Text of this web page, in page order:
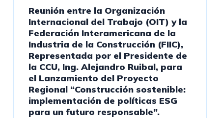
Reunión entre la Organización
Internacional del Trabajo (OIT) y la
Federación Interamericana de la
Industria de la Construcción (FIIC),
Representada por el Presidente de
la CCU, Ing. Alejandro Ruibal, para
el Lanzamiento del Proyecto
Regional “Construcción sostenible:
implementación de políticas ESG
para un futuro responsable”.